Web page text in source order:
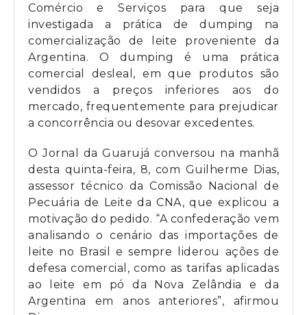
Comércio e Serviços para que seja
investigada a prática de dumping na
comercialização de leite proveniente da
Argentina. O dumping é uma prática
comercial desleal, em que produtos são
vendidos a preços inferiores aos do
mercado, frequentemente para prejudicar
a concorrência ou desovar excedentes.
O Jornal da Guarujá conversou na manhã
desta quinta-feira, 8, com Guilherme Dias,
assessor técnico da Comissão Nacional de
Pecuária de Leite da CNA, que explicou a
motivação do pedido. “A confederação vem
analisando o cenário das importações de
leite no Brasil e sempre liderou ações de
defesa comercial, como as tarifas aplicadas
ao leite em pó da Nova Zelândia e da
Argentina em anos anteriores”, afirmou